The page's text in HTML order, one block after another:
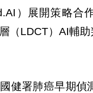
）展開策略合
（LDCT）AI輔助
健署肺癌早期偵